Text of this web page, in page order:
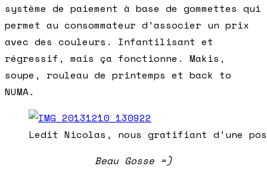
système de paiement à base de gommettes qui
permet au consommateur d’associer un prix
avec des couleurs. Infantilisant et
régressif, mais ça fonctionne. Makis,
soupe, rouleau de printemps et back to
NUMA.
Ledit Nicolas, nous gratifiant d’une
Beau Gosse =)